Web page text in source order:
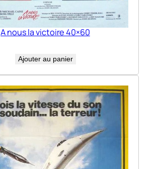
A nous la victoire 40×60
Ajouter au panier